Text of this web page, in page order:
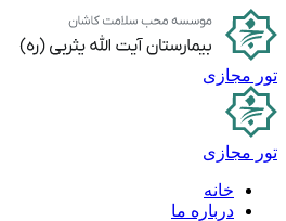
پرش
به
محتوا
تور مجازی
تور مجازی
خانه
درباره ما